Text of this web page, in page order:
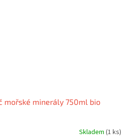
mořské minerály 750ml bio
Skladem (1 ks)